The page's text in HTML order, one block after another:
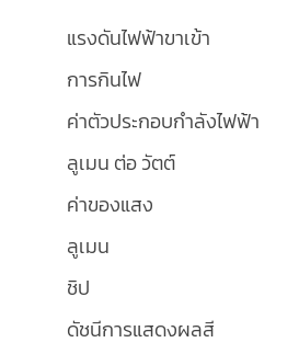
แรงดันไฟฟ้าขาเข้า
การกินไฟ
ค่าตัวประกอบกำลังไฟฟ้า
ลูเมน ต่อ วัตต์
ค่าของแสง
ลูเมน
ชิป
ดัชนีการแสดงผลสี